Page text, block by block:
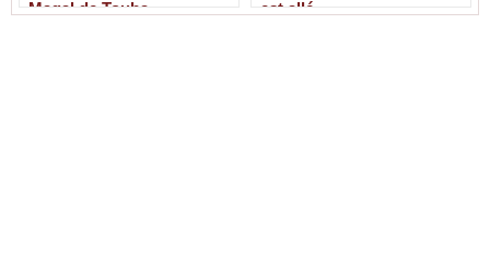
Magal de Touba.
est allé.